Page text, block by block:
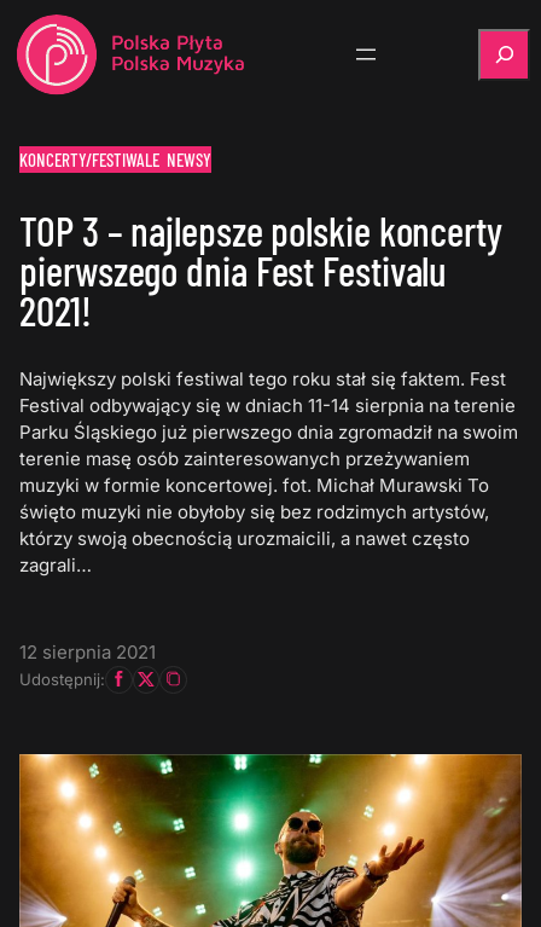
KONCERTY/FESTIWALE NEWSY
TOP 3 – najlepsze polskie koncerty
pierwszego dnia Fest Festivalu
2021!
Największy polski festiwal tego roku stał się faktem. Fest
Festival odbywający się w dniach 11-14 sierpnia na terenie
Parku Śląskiego już pierwszego dnia zgromadził na swoim
terenie masę osób zainteresowanych przeżywaniem
muzyki w formie koncertowej. fot. Michał Murawski To
święto muzyki nie obyłoby się bez rodzimych artystów,
którzy swoją obecnością urozmaicili, a nawet często
zagrali…
12 sierpnia 2021
Udostępnij: